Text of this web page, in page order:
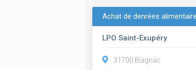
Achat de denrées
LPO Saint-Exupéry
31700 Blagnac